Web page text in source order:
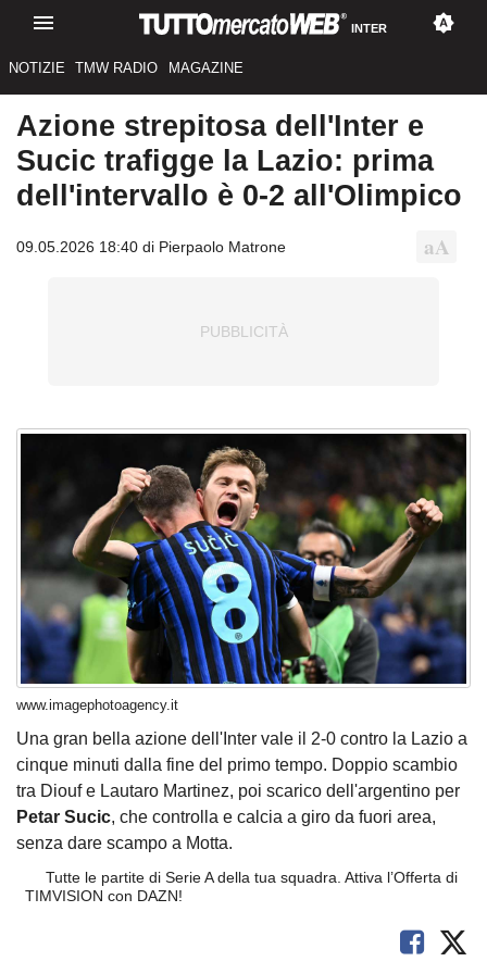
INTER
NOTIZIE TMW RADIO MAGAZINE
Azione strepitosa dell'Inter e
Sucic trafigge la Lazio: prima
dell'intervallo è 0-2 all'Olimpico
09.05.2026 18:40 di Pierpaolo Matrone
www.imagephotoagency.it
Una gran bella azione dell'Inter vale il 2-0 contro la Lazio a
cinque minuti dalla fine del primo tempo. Doppio scambio
tra Diouf e Lautaro Martinez, poi scarico dell'argentino per
Petar Sucic, che controlla e calcia a giro da fuori area,
senza dare scampo a Motta.
Tutte le partite di Serie A della tua squadra. Attiva l’Offerta di
TIMVISION con DAZN!